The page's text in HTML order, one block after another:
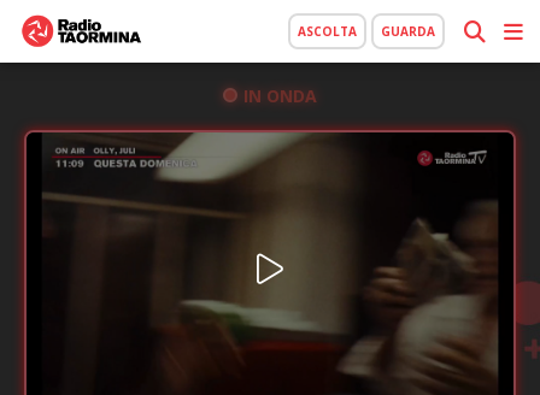
ASCOLTA GUARDA
IN ONDA